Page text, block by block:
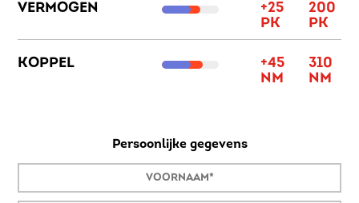
VERMOGEN
+25
PK
200
PK
KOPPEL
+45
NM
310
NM
Persoonlijke gegevens